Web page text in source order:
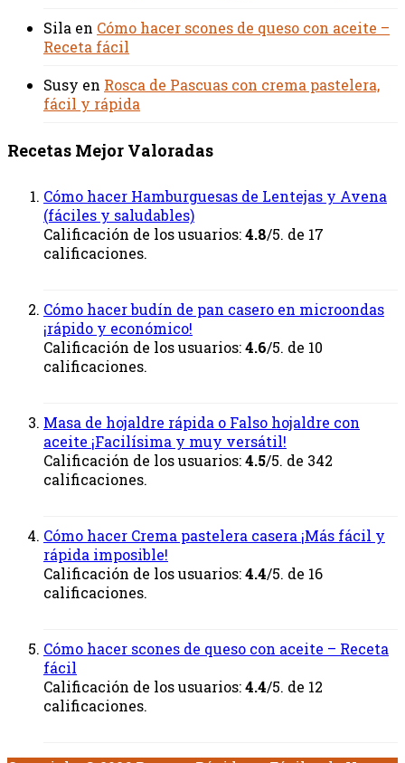
Sila en Cómo hacer scones de queso con aceite –
Receta fácil
Susy en Rosca de Pascuas con crema pastelera,
fácil y rápida
Recetas Mejor Valoradas
Cómo hacer Hamburguesas de Lentejas y Avena
(fáciles y saludables)
Calificación de los usuarios:4.8/5. de 17
calificaciones.
Cómo hacer budín de pan casero en microondas
¡rápido y económico!
Calificación de los usuarios:4.6/5. de 10
calificaciones.
Masa de hojaldre rápida o Falso hojaldre con
aceite ¡Facilísima y muy versátil!
Calificación de los usuarios:4.5/5. de 342
calificaciones.
Cómo hacer Crema pastelera casera ¡Más fácil y
rápida imposible!
Calificación de los usuarios:4.4/5. de 16
calificaciones.
Cómo hacer scones de queso con aceite – Receta
fácil
Calificación de los usuarios:4.4/5. de 12
calificaciones.